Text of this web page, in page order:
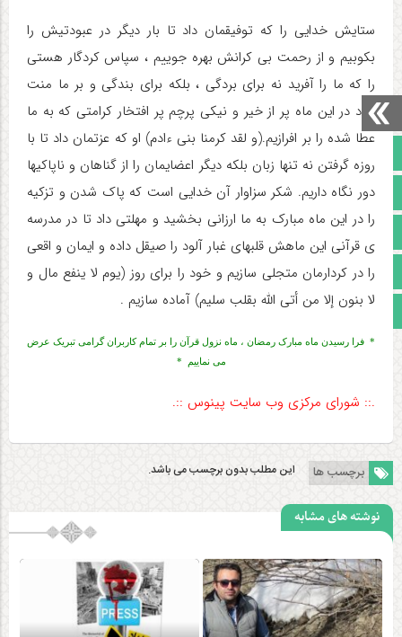
تالار گفتمان
آپارات
اینستاگرام
مجوز سایت
ستایش خدایی را که توفیقمان داد تا بار دیگر در عبودتیش را
بکوبیم و از رحمت بی کرانش بهره جوییم ، سپاس کردگار هستی
را که ما را آفرید نه برای بردگی ، بلکه برای بندگی و بر ما منت
نهاد در این ماه پر از خیر و نیکی پرچم پر افتخار کرامتی که به ما
عطا شده را بر افرازیم.(و لقد کرمنا بنی ءادم) او که عزتمان داد تا با
روزه گرفتن نه تنها زبان بلکه دیگر اعضایمان را از گناهان و ناپاکیها
دور نگاه داریم. شکر سزاوار آن خدایی است که پاک شدن و تزکیه
را در این ماه مبارک به ما ارزانی بخشید و مهلتی داد تا در مدرسه
ی قرآنی این ماهش قلبهای غبار آلود را صیقل داده و ایمان و اقعی
را در کردارمان متجلی سازیم و خود را برای روز (یوم لا ینفع مال و
لا بنون إلا من أتی الله بقلب سلیم) آماده سازیم .
* فرا رسیدن ماه مبارک رمضان ، ماه نزول قرآن را بر تمام کاربران گرامی تبریک عرض
می نماییم *
.:: شورای مرکزی وب سایت پینوس ::.
برچسب ها این مطلب بدون برچسب می باشد.
نوشته های مشابه